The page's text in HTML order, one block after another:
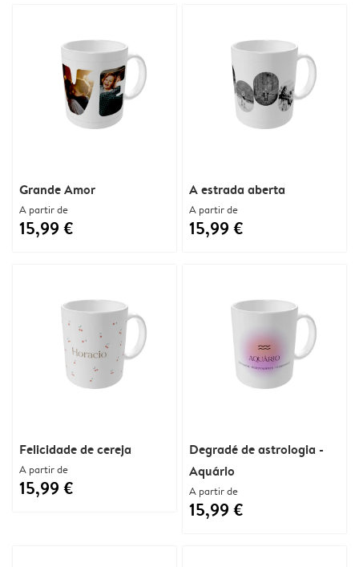
Grande Amor
A partir de
15,99 €
A estrada aberta
A partir de
15,99 €
Felicidade de cereja
A partir de
15,99 €
Degradé de astrologia -
Aquário
A partir de
15,99 €